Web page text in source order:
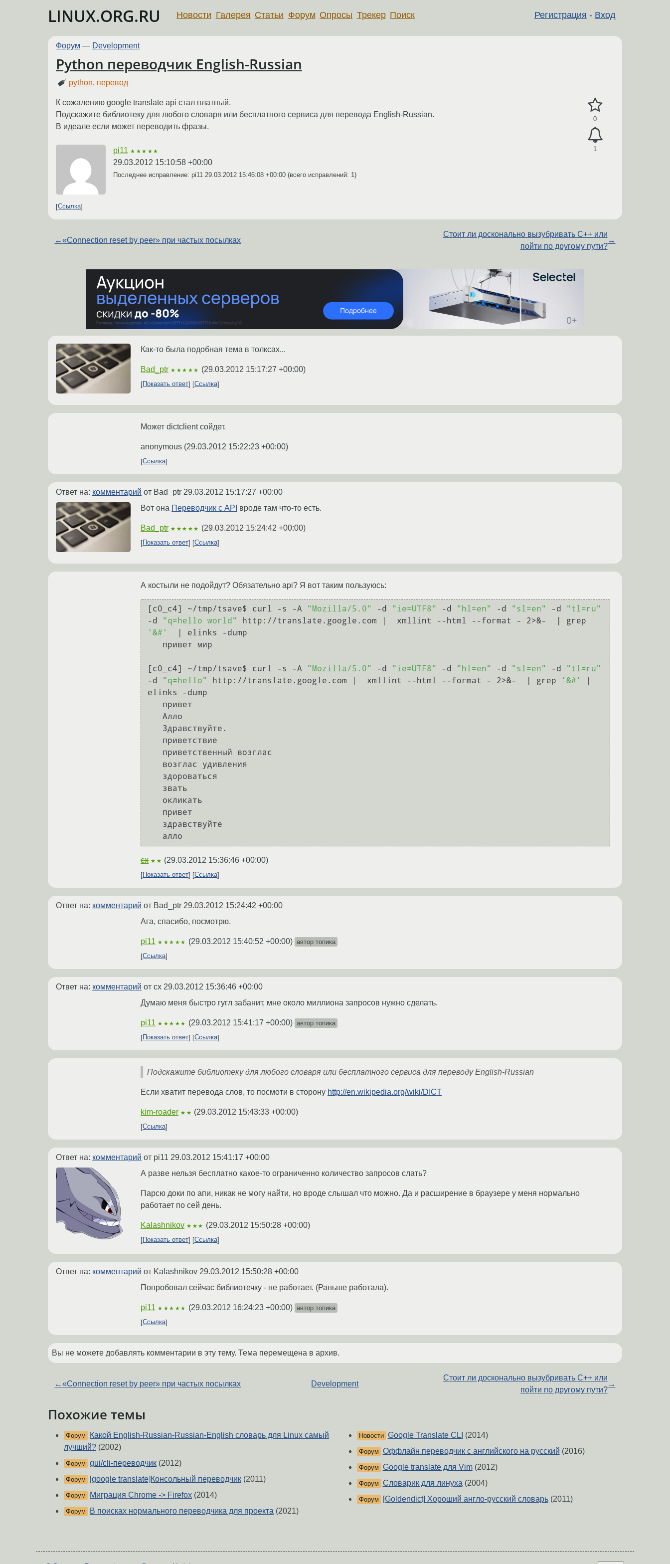
LINUX.ORG.RU Регистрация - Вход
Новости Галерея Статьи Форум Опросы Трекер Поиск
Форум — Development
Python переводчик English-Russian
python, перевод
0
1
К сожалению google translate api стал платный.
Подскажите библиотеку для любого словаря или бесплатного сервиса для перевода English-Russian.
В идеале если может переводить фразы.
pi11 ★★★★★
29.03.2012 15:10:58 +00:00
Последнее исправление: pi11 29.03.2012 15:46:08 +00:00 (всего исправлений: 1)
Ссылка
←«Connection reset by peer» при частых посылках
Стоит ли досконально вызубривать С++ или
пойти по другому пути?
→
Как-то была подобная тема в толксах...
Bad_ptr ★★★★★ (29.03.2012 15:17:27 +00:00)
Показать ответ Ссылка
Может dictclient сойдет.
anonymous (29.03.2012 15:22:23 +00:00)
Ссылка
Ответ на: комментарий от Bad_ptr 29.03.2012 15:17:27 +00:00
Вот она Переводчик с API вроде там что-то есть.
Bad_ptr ★★★★★ (29.03.2012 15:24:42 +00:00)
Показать ответ Ссылка
А костыли не подойдут? Обязательно api? Я вот таким пользуюсь:
[c0_c4] ~/tmp/tsave$ curl -s -A "Mozilla/5.0" -d "ie=UTF8" -d "hl=en" -d "sl=en" -d
"tl=ru"
-d
"q=hello world"
'&#'
  | elinks -dump
[c0_c4] ~/tmp/tsave$ curl -s -A "Mozilla/5.0" -d "ie=UTF8" -d "hl=en" -d "sl=en" -d
"tl=ru"
-d
"q=hello" http://translate.google.com |  xmllint --html --format - 2>&-  | grep '&#'
elinks -dump
cx ★★ (29.03.2012 15:36:46 +00:00)
Показать ответ Ссылка
Ответ на: комментарий от Bad_ptr 29.03.2012 15:24:42 +00:00
Ага, спасибо, посмотрю.
pi11 ★★★★★ (29.03.2012 15:40:52 +00:00) автор топика
Ссылка
Ответ на: комментарий от cx 29.03.2012 15:36:46 +00:00
Думаю меня быстро гугл забанит, мне около миллиона запросов нужно сделать.
pi11 ★★★★★ (29.03.2012 15:41:17 +00:00) автор топика
Показать ответ
Ссылка
Подскажите библиотеку для любого словаря или бесплатного сервиса для переводу English-Russian
Если хватит перевода слов, то посмоти в сторону http://en.wikipedia.org/wiki/DICT
kim-roader ★★ (29.03.2012 15:43:33 +00:00)
Ссылка
Ответ на: комментарий от pi11 29.03.2012 15:41:17 +00:00
А разве нельзя бесплатно какое-то ограниченно количество запросов слать?
Парсю доки по апи, никак не могу найти, но вроде слышал что можно. Да и расширение в браузере у меня нормально
работает по сей день.
Kalashnikov ★★★ (29.03.2012 15:50:28 +00:00)
Показать ответ Ссылка
Ответ на: комментарий от Kalashnikov 29.03.2012 15:50:28 +00:00
Попробовал сейчас библиотечку - не работает. (Раньше работала).
pi11 ★★★★★ (29.03.2012 16:24:23 +00:00) автор топика
Ссылка
Вы не можете добавлять комментарии в эту тему. Тема перемещена в архив.
←«Connection reset by peer» при частых посылках Development
Стоит ли досконально вызубривать С++ или
пойти по другому пути?
→
Похожие темы
Форум
Какой English-Russian-Russian-English словарь для Linux самый
лучший? (2002)
Форум gui/cli-переводчик (2012)
Форум [google translate]Консольный переводчик (2011)
Форум Миграция Chrome -> Firefox (2014)
Форум В поисках нормального переводчика для проекта (2021)
Новости Google Translate CLI (2014)
Форум Оффлайн переводчик с английского на русский (2016)
Форум Google translate для Vim(2012)
Форум Словарик для линуха(2004)
Форум [Goldendict] Хороший англо-русский словарь(2011)